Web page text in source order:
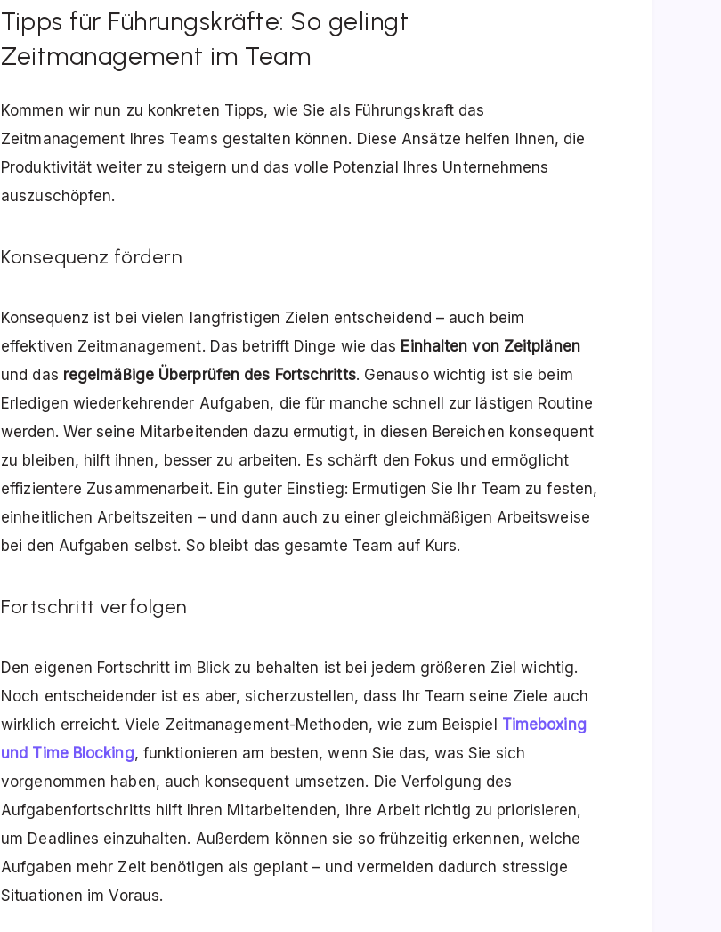
Tipps für Führungskräfte: So gelingt
Zeitmanagement im Team
Kommen wir nun zu konkreten Tipps, wie Sie als Führungskraft das
Zeitmanagement Ihres Teams gestalten können. Diese Ansätze helfen Ihnen, die
Produktivität weiter zu steigern und das volle Potenzial Ihres Unternehmens
auszuschöpfen.
Konsequenz fördern
Konsequenz ist bei vielen langfristigen Zielen entscheidend – auch beim
effektiven Zeitmanagement. Das betrifft Dinge wie das Einhalten von Zeitplänen
und das regelmäßige Überprüfen des Fortschritts. Genauso wichtig ist sie beim
Erledigen wiederkehrender Aufgaben, die für manche schnell zur lästigen Routine
werden. Wer seine Mitarbeitenden dazu ermutigt, in diesen Bereichen konsequent
zu bleiben, hilft ihnen, besser zu arbeiten. Es schärft den Fokus und ermöglicht
effizientere Zusammenarbeit. Ein guter Einstieg: Ermutigen Sie Ihr Team zu festen,
einheitlichen Arbeitszeiten – und dann auch zu einer gleichmäßigen Arbeitsweise
bei den Aufgaben selbst. So bleibt das gesamte Team auf Kurs.
Fortschritt verfolgen
Den eigenen Fortschritt im Blick zu behalten ist bei jedem größeren Ziel wichtig.
Noch entscheidender ist es aber, sicherzustellen, dass Ihr Team seine Ziele auch
wirklich erreicht. Viele Zeitmanagement-Methoden, wie zum Beispiel Timeboxing
und Time Blocking, funktionieren am besten, wenn Sie das, was Sie sich
vorgenommen haben, auch konsequent umsetzen. Die Verfolgung des
Aufgabenfortschritts hilft Ihren Mitarbeitenden, ihre Arbeit richtig zu priorisieren,
um Deadlines einzuhalten. Außerdem können sie so frühzeitig erkennen, welche
Aufgaben mehr Zeit benötigen als geplant – und vermeiden dadurch stressige
Situationen im Voraus.